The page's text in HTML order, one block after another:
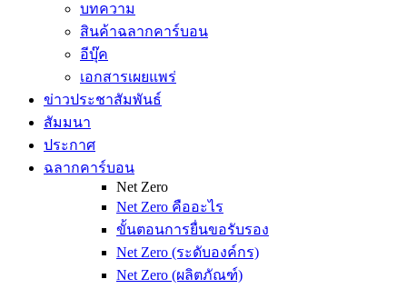
บทความ
สินค้าฉลากคาร์บอน
อีบุ๊ค
เอกสารเผยแพร่
ข่าวประชาสัมพันธ์
สัมมนา
ประกาศ
ฉลากคาร์บอน
Net Zero
Net Zero คืออะไร
ขั้นตอนการยื่นขอรับรอง
Net Zero (ระดับองค์กร)
Net Zero (ผลิตภัณฑ์)